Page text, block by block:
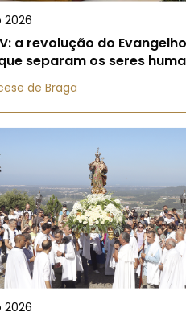
2026
a revolução do
separam os seres
de Braga
2026